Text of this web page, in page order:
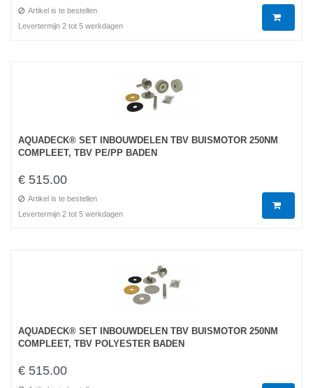
Artikel is te bestellen
Levertermijn 2 tot 5 werkdagen
AQUADECK® SET INBOUWDELEN TBV BUISMOTOR 250NM
COMPLEET, TBV PE/PP BADEN
€ 515.00
Artikel is te bestellen
Levertermijn 2 tot 5 werkdagen
AQUADECK® SET INBOUWDELEN TBV BUISMOTOR 250NM
COMPLEET, TBV POLYESTER BADEN
€ 515.00